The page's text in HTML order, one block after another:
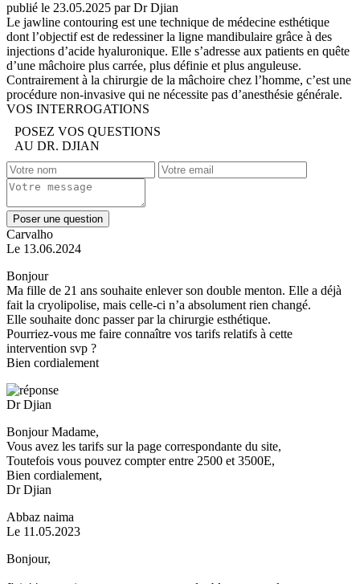
publié le 23.05.2025 par Dr Djian
Le jawline contouring est une technique de médecine esthétique
dont l’objectif est de redessiner la ligne mandibulaire grâce à des
injections d’acide hyaluronique. Elle s’adresse aux patients en quête
d’une mâchoire plus carrée, plus définie et plus anguleuse.
Contrairement à la chirurgie de la mâchoire chez l’homme, c’est une
procédure non-invasive qui ne nécessite pas d’anesthésie générale.
VOS INTERROGATIONS
POSEZ VOS QUESTIONS
AU DR. DJIAN
Poser une question
Carvalho
Le 13.06.2024
Bonjour
Ma fille de 21 ans souhaite enlever son double menton. Elle a déjà
fait la cryolipolise, mais celle-ci n’a absolument rien changé.
Elle souhaite donc passer par la chirurgie esthétique.
Pourriez-vous me faire connaître vos tarifs relatifs à cette
intervention svp ?
Bien cordialement
Dr Djian
Bonjour Madame,
Vous avez les tarifs sur la page correspondante du site,
Toutefois vous pouvez compter entre 2500 et 3500E,
Bien cordialement,
Dr Djian
Abbaz naima
Le 11.05.2023
Bonjour,